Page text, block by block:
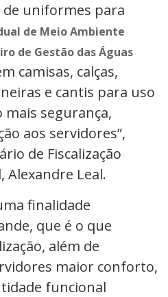
de uniformes para
de Meio Ambiente
de Gestão das Águas
camisas, calças,
e cantis para uso
segurança,
aos servidores”,
de Fiscalização
Alexandre Leal.
finalidade
que é o que
além de
maior conforto,
funcional